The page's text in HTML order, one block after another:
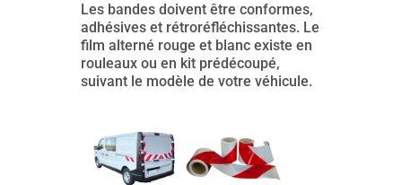
Les bandes doivent être conformes,
adhésives et rétroréfléchissantes. Le
film alterné rouge et blanc existe en
rouleaux ou en kit prédécoupé,
suivant le modèle de votre véhicule.